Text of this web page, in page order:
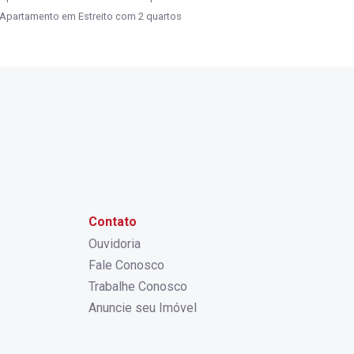
em Estreito com 2 quartos
Contato
Ouvidoria
Fale Conosco
Trabalhe Conosco
Anuncie seu Imóvel